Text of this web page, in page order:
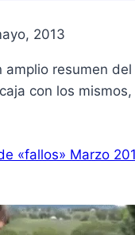
2013
amplio resumen
con los
«fallos» Marzo